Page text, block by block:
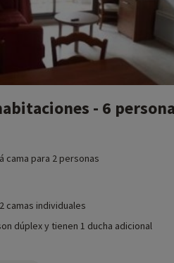
- 6
cama para 2 personas
camas individuales
dúplex y tienen 1 ducha adicional